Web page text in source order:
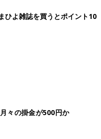
ひよ雑誌を買うとポイント10
々の掛金が500円か